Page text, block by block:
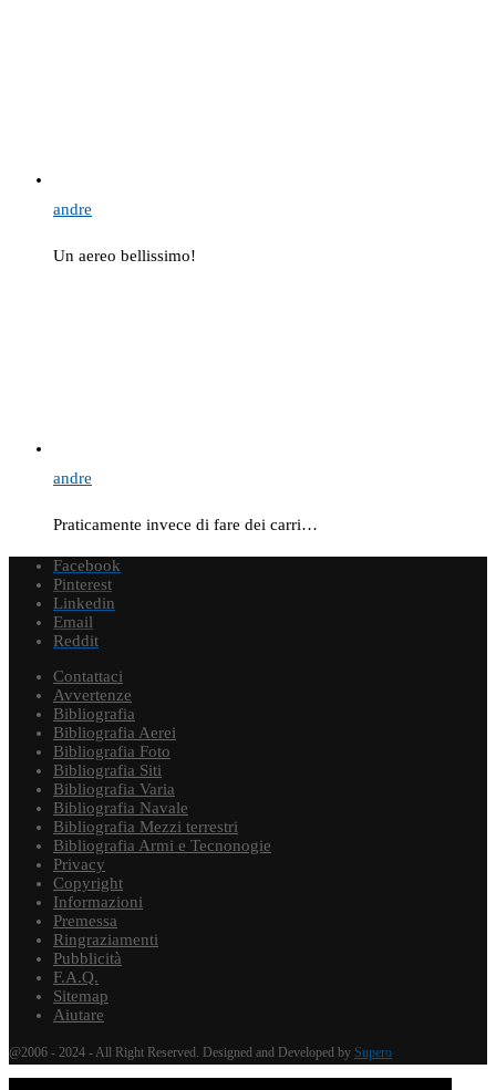
andre
Un aereo bellissimo!
andre
Praticamente invece di fare dei carri…
Facebook
Pinterest
Linkedin
Email
Reddit
Contattaci
Avvertenze
Bibliografia
Bibliografia Aerei
Bibliografia Foto
Bibliografia Siti
Bibliografia Varia
Bibliografia Navale
Bibliografia Mezzi terrestri
Bibliografia Armi e Tecnonogie
Privacy
Copyright
Informazioni
Premessa
Ringraziamenti
Pubblicità
F.A.Q.
Sitemap
Aiutare
@2006 - 2024 - All Right Reserved. Designed and Developed by Supero